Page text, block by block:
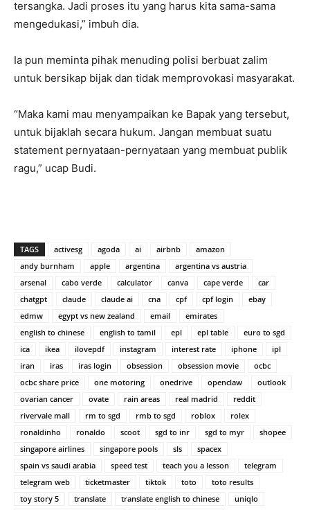
tersangka. Jadi proses itu yang harus kita sama-sama
mengedukasi,” imbuh dia.
Ia pun meminta pihak menuding polisi berbuat zalim
untuk bersikap bijak dan tidak memprovokasi masyarakat.
“Maka kami mau menyampaikan ke Bapak yang tersebut,
untuk bijaklah secara hukum. Jangan membuat suatu
statement pernyataan-pernyataan yang membuat publik
ragu,” ucap Budi.
TAGS activesg agoda ai airbnb
amazon
andy burnham
apple argentina
argentina vs austria
arsenal
cabo verde calculator canva cape verde
car
chatgpt
claude claude ai cna cpf cpf login
ebay
edmw
egypt vs new zealand email
emirates
english to chinese
english to tamil epl epl table
euro to sgd
ica
ikea ilovepdf instagram interest rate iphone
ipl
iran
iras iras login obsession obsession movie
ocbc
ocbc share price
one motoring onedrive openclaw
outlook
ovarian cancer
ovate rain areas real madrid
reddit
rivervale mall
rm to sgd rmb to sgd roblox
rolex
ronaldinho
ronaldo scoot sgd to inr sgd to myr
shopee
singapore airlines
singapore pools sls
spacex
spain vs saudi arabia
speed test teach you a lesson
telegram
telegram web
ticketmaster tiktok toto
toto results
toy story 5
translate translate english to chinese uniqlo